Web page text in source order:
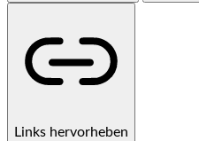
Links hervorheben